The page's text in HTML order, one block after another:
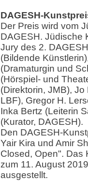
DAGESH-
Der Preis wird vom
DAGESH. Jüdische
Jury des 2.
(Bildende
(Dramaturgin und
(Hörspiel- und
(Direktorin, JMB),
LBF), Gregor H.
Inka Bertz (Leiterin
(Kurator, DAGESH).
Den DAGESH-
Yair Kira und Amir
Closed, Open". Das
zum 11. August
ausgestellt.